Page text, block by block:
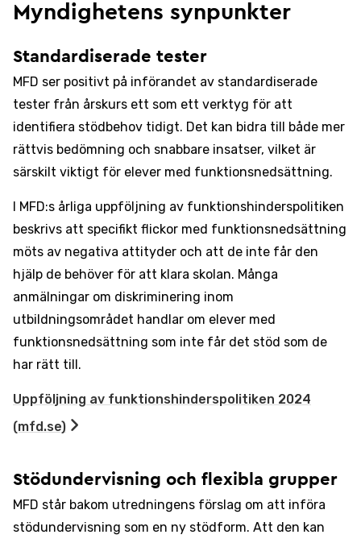
Myndighetens synpunkter
Standardiserade tester
MFD ser positivt på införandet av standardiserade
tester från årskurs ett som ett verktyg för att
identifiera stödbehov tidigt. Det kan bidra till både mer
rättvis bedömning och snabbare insatser, vilket är
särskilt viktigt för elever med funktionsnedsättning.
I MFD:s årliga uppföljning av funktionshinderspolitiken
beskrivs att specifikt flickor med funktionsnedsättning
möts av negativa attityder och att de inte får den
hjälp de behöver för att klara skolan. Många
anmälningar om diskriminering inom
utbildningsområdet handlar om elever med
funktionsnedsättning som inte får det stöd som de
har rätt till.
Uppföljning av funktionshinderspolitiken 2024
(mfd.se)
Stödundervisning och flexibla grupper
MFD står bakom utredningens förslag om att införa
stödundervisning som en ny stödform. Att den kan